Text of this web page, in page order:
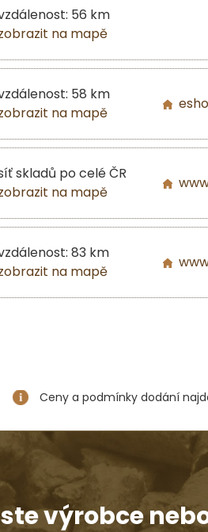
56 km
na mapě
58 km
na mapě
skladů po celé ČR
na mapě
83 km
na mapě
Ceny a podmínky dodání
výrobce